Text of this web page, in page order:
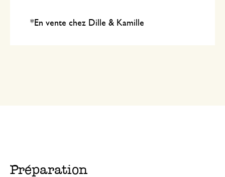
*En vente chez Dille & Kamille
Préparation